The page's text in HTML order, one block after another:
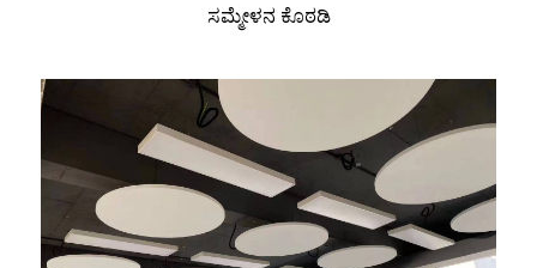
ಸಮ್ಮೇಳನ ಕೊಠಡಿ